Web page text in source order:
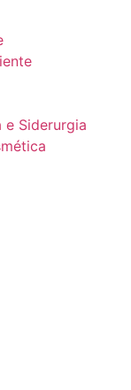
e Siderurgia